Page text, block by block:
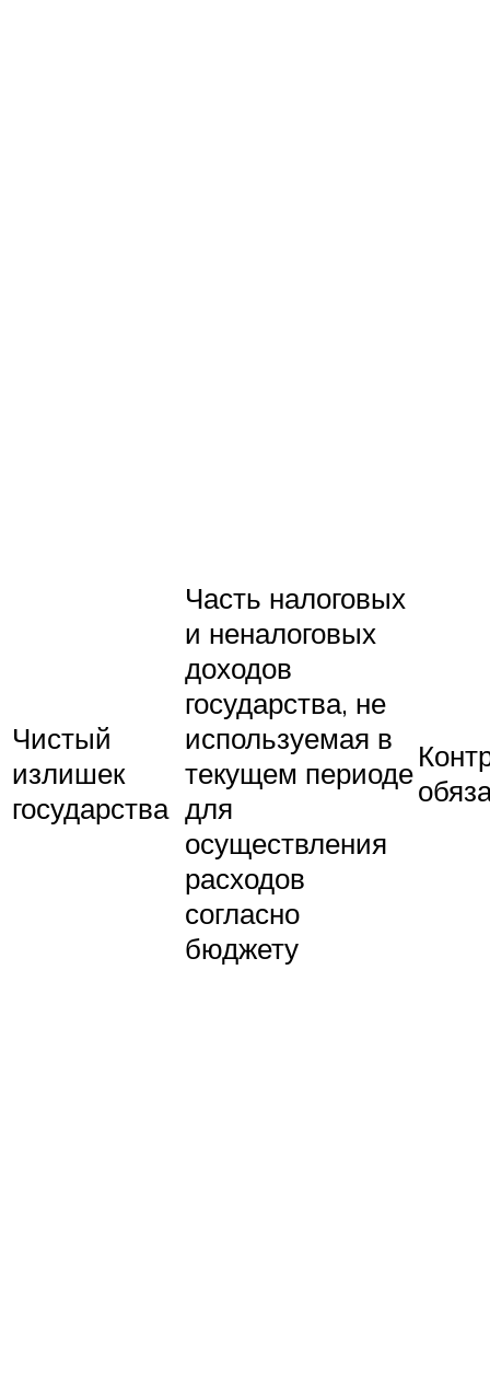
Чистый
излишек
государства
Часть налоговых
и неналоговых
доходов
государства, не
используемая в
текущем периоде
для
осуществления
расходов
согласно
бюджету